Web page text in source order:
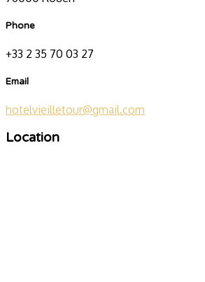
Phone
+33 2 35 70 03 27
Email
hotelvieilletour@gmail.com
Location